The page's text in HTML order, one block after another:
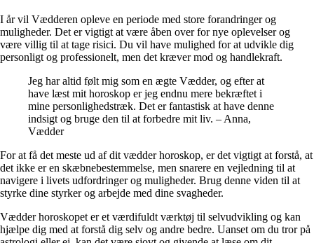
I år vil Vædderen opleve en periode med store forandringer og
muligheder. Det er vigtigt at være åben over for nye oplevelser og
være villig til at tage risici. Du vil have mulighed for at udvikle dig
personligt og professionelt, men det kræver mod og handlekraft.
Jeg har altid følt mig som en ægte Vædder, og efter at
have læst mit horoskop er jeg endnu mere bekræftet i
mine personlighedstræk. Det er fantastisk at have denne
indsigt og bruge den til at forbedre mit liv. – Anna,
Vædder
For at få det meste ud af dit vædder horoskop, er det vigtigt at forstå, at
det ikke er en skæbnebestemmelse, men snarere en vejledning til at
navigere i livets udfordringer og muligheder. Brug denne viden til at
styrke dine styrker og arbejde med dine svagheder.
Vædder horoskopet er et værdifuldt værktøj til selvudvikling og kan
hjælpe dig med at forstå dig selv og andre bedre. Uanset om du tror på